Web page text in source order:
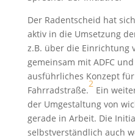
Der Radentscheid hat
aktiv in die Umsetzung
z.B. über die Einrichtung
gemeinsam mit ADFC
ausführliches Konzept
Fahrradstraße.
2
Ein
der Umgestaltung von
gerade in Arbeit. Die
selbstverständlich auch